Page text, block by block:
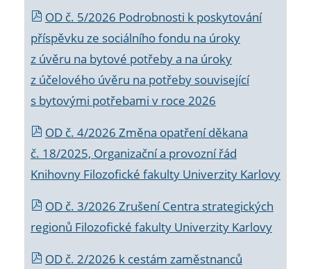
OD č. 5/2026 Podrobnosti k poskytování
příspěvku ze sociálního fondu na úroky
z úvěru na bytové potřeby a na úroky
z účelového úvěru na potřeby související
s bytovými potřebami v roce 2026
OD č. 4/2026 Změna opatření děkana
č. 18/2025, Organizační a provozní řád
Knihovny Filozofické fakulty Univerzity Karlovy
OD č. 3/2026 Zrušení Centra strategických
regionů Filozofické fakulty Univerzity Karlovy
OD č. 2/2026 k cestám zaměstnanců